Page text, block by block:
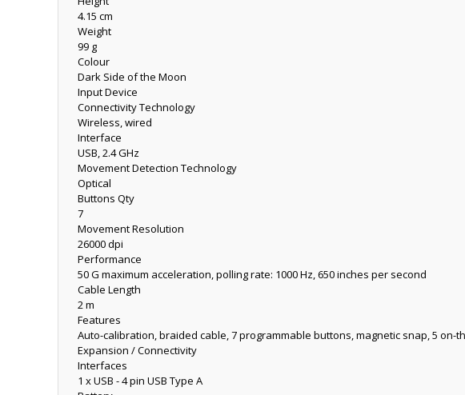
4.15 cm
Weight
99 g
Colour
Dark Side of the Moon
Input Device
Connectivity Technology
Wireless, wired
Interface
USB, 2.4 GHz
Movement Detection Technology
Optical
Buttons Qty
7
Movement Resolution
26000 dpi
Performance
50 G maximum acceleration, polling rate: 1000 Hz, 650 inches per second
Cable Length
2 m
Features
Auto-calibration, braided cable, 7 programmable buttons, magnetic snap, 5 on-
Expansion / Connectivity
Interfaces
1 x USB - 4 pin USB Type A